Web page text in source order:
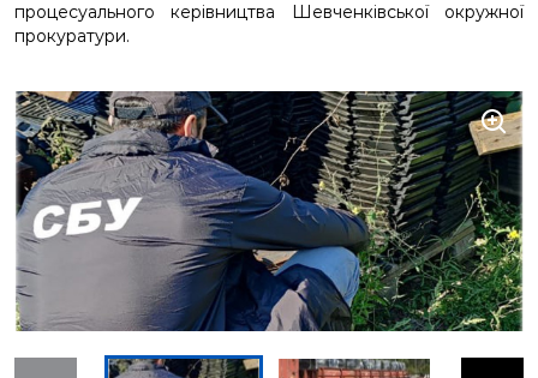
процесуального керівництва Шевченківської окружної
прокуратури.